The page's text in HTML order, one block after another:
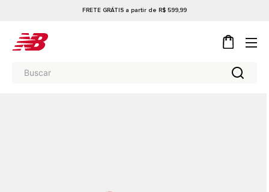
FRETE GRÁTIS a partir de R$ 599,99